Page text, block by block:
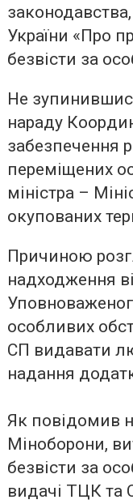
України «Про
безвісти за
Не
нараду
забезпечення
переміщених
міністра –
окупованих
Причиною
надходження
особливих
СП видавати
надання
Як повідомив
Міноборони,
безвісти за
видачі ТЦК та